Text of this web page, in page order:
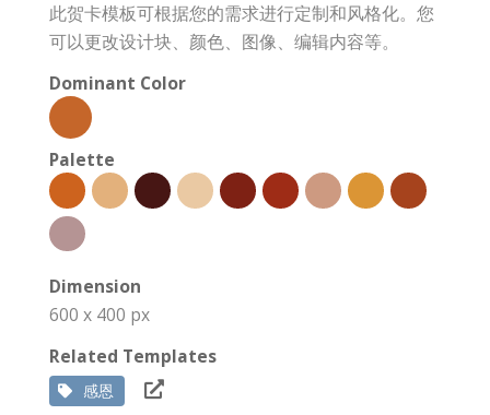
此贺卡模板可根据您的需求进行定制和风格化。您
可以更改设计块、颜色、图像、编辑内容等。
Dominant Color
Palette
Dimension
600 x 400 px
Related Templates
感恩